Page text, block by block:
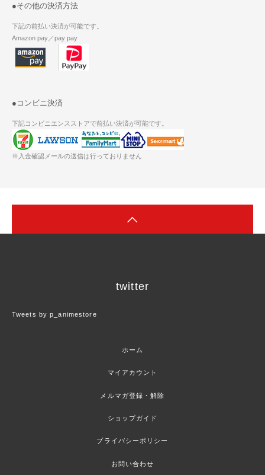
●その他の決済方法
下記の前払い決済が可能です。
Amazon pay／pay pay
●コンビニ決済
下記コンビニエンスストアで前払い決済が可能です。
※入金確認メールの送信は行っておりません
twitter
Tweets by p_animestore
ホーム
マイアカウント
メルマガ登録・解除
ショップガイド
プライバシーポリシー
お問い合わせ